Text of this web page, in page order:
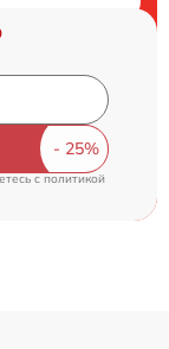
cполитикой